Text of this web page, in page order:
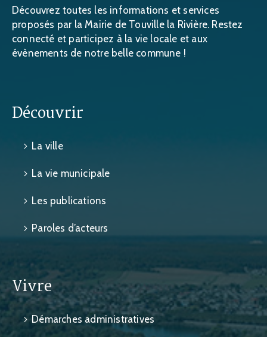
Découvrez toutes les informations et services
proposés par la Mairie de Touville la Rivière. Restez
connecté et participez à la vie locale et aux
évènements de notre belle commune !
Découvrir
La ville
La vie municipale
Les publications
Paroles d’acteurs
Vivre
Démarches administratives